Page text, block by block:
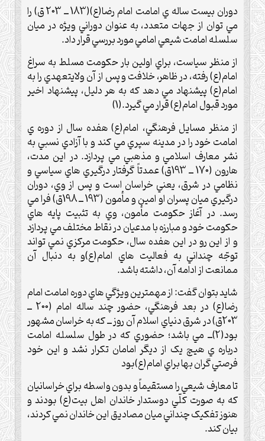
دوران بيست ساله ي امامت امام رضا(ع)(183 ــ 203 ق) را
مي توان از جهات متعدد، به عنوان دوراني ويژه در ميان
سلسله امامت شيعي امامي مورد بررسي قرار داد.
از منظر سياست، براي اولين بار حکومت مسلط به سراغ
امام(ع) رفته، در ظاهر، خلافت و پس از آن ولايتعهدي را به
امام(ع) پيشنهاد مي دهد که به هر دليل، پيشنهاد اخير
مورد قبول امام(ع) قرار مي گيرد.(1)
از منظر مسايل فرهنگي، امام(ع) هفده سال از دوره ي
امامت خود را در مدينه سپري مي کند و با آزادي نسبي به
نشر معارف اسلامي و مذهبي مي پردازد. در اين مدت،
هارون (170 ــ 193ق) عمدتاً گرفتار درگيري هاي سياسي و
نظامي در شرق، يعني خراسان است و پس از وي، دوران
درگيري ميان پسران او امين و مأمون (193 ــ 198ق) فرا مي
رسد. در آغاز حکومت مأمون، وي به تثبيت پايه هاي
حکومت خود و مبارزه با مدعيان در نقاط مختلف مي پردازد
و از اين رو در اين هفده سال، حکومت مرکزي نمي تواند
توجّه چنداني به فعاليت هاي امام(ع)و به دنبال آن
ممانعت از ادامه آن، داشته باشد.
شايد بتوان گفت: از مهمترين ويژگي هاي دوره امامت امام
رضا(ع) در بعد فرهنگي، حضور چند ساله امام (200 ــ
203ق) در شرق دنياي اسلام آن روز ــ که به خراسان مشهور
بود(2)ــ مي باشد؛ حضوري که در طول سلسله امامت
درباره ي هيچ يک از ديگر امامان تکرار نشد و اين خود
فرصتي گران بها براي امام(ع)بود
تا معارف شيعي را مستقيماً و بدون واسطه براي خراسانيان
که به صورت کلّي دوستدار خاندان اهل بيت(ع) بودند و
هنوز تفکيک چنداني ميان مصاديق اين خاندان نمي کردند،
بيان کند.